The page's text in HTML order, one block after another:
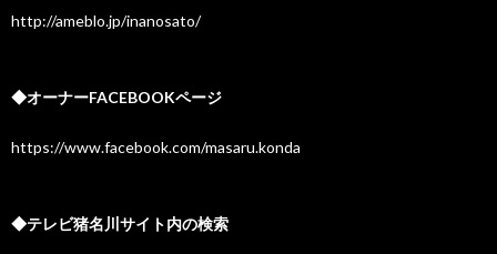
http://ameblo.jp/inanosato/
◆オーナーFACEBOOKページ
https://www.facebook.com/masaru.konda
◆テレビ猪名川サイト内の検索